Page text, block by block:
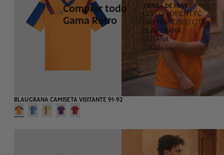
Comprar todo
Gama Retro
TIENDA DE FANS
LEYTON ORIENT FC
SAN FRANCISCO CITY
BLAUGRANA
GUYANA
CÁDIZ
GAMA RETRO
BLAUGRANA CAMISETA VISITANTE 91-92